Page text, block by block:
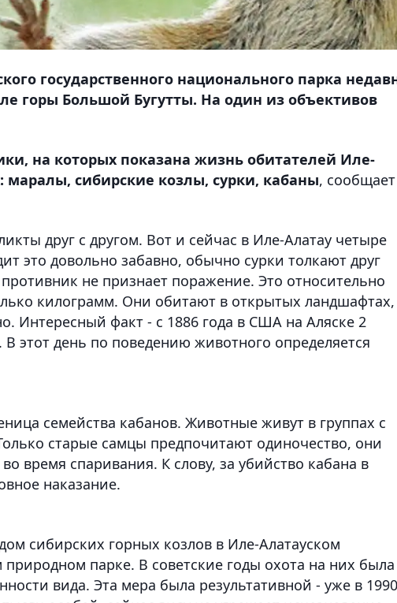
государственного национального парка
горы Большой Бугутты. На один из объективов
на которых показана жизнь обитателей Иле-
маралы, сибирские козлы, сурки, кабаны, сообщает
друг с другом. Вот и сейчас в Иле-Алатау четыре
это довольно забавно, обычно сурки толкают друг
не признает поражение. Это относительно
килограмм. Они обитают в открытых ландшафтах,
Интересный факт - с 1886 года в США на Аляске 2
В этот день по поведению животного определяется
семейства кабанов. Животные живут в группах с
старые самцы предпочитают одиночество, они
время спаривания. К слову, за убийство кабана в
наказание.
сибирских горных козлов в Иле-Алатауском
парке. В советские годы охота на них была
вида. Эта мера была результативной - уже в